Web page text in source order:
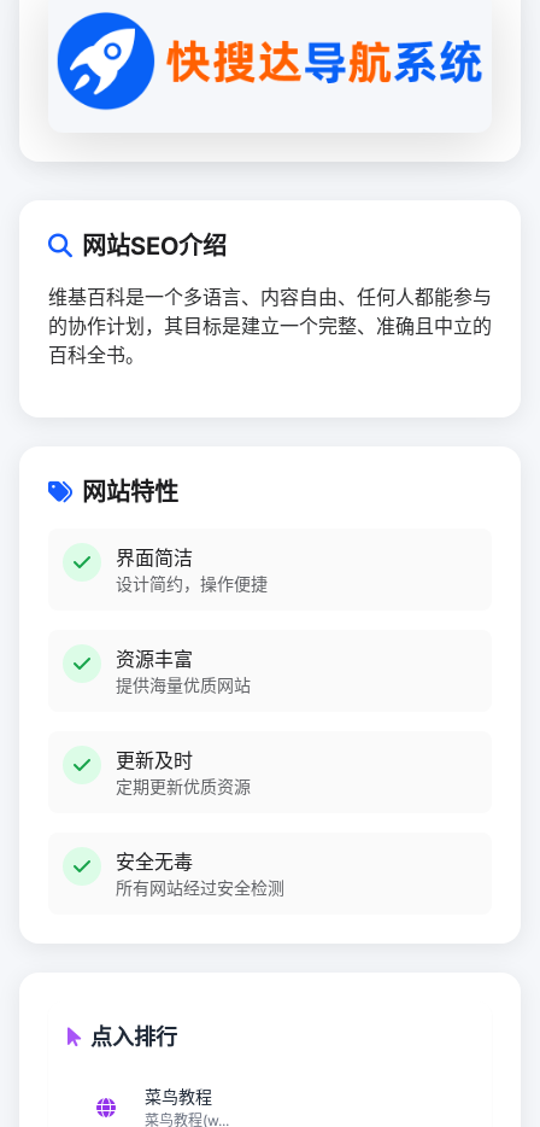
网站SEO介绍
维基百科是一个多语言、内容自由、任何人都能参与
的协作计划，其目标是建立一个完整、准确且中立的
百科全书。
网站特性
界面简洁
设计简约，操作便捷
资源丰富
提供海量优质网站
更新及时
定期更新优质资源
安全无毒
所有网站经过安全检测
点入排行
菜鸟教程
菜鸟教程(w...